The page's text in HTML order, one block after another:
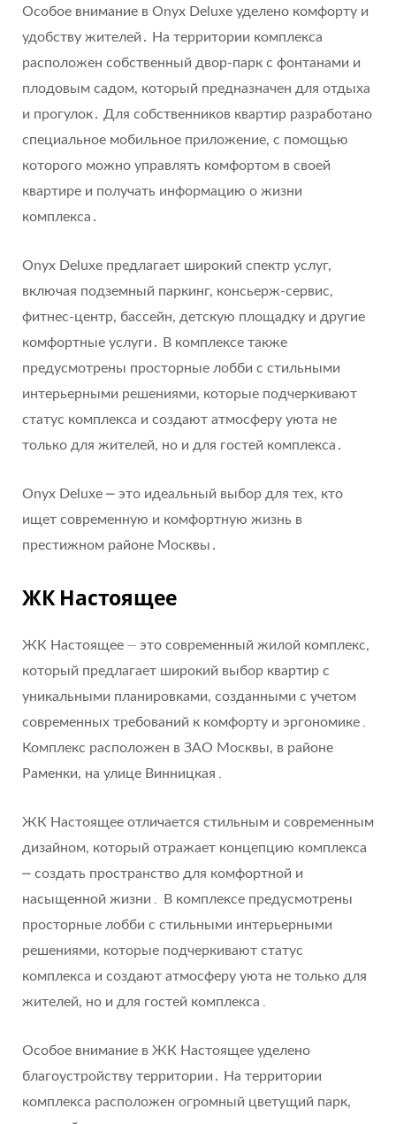
Особое внимание в Onyx Deluxe уделено комфорту и
удобству жителей․ На территории комплекса
расположен собственный двор-парк с фонтанами и
плодовым садом, который предназначен для отдыха
и прогулок․ Для собственников квартир разработано
специальное мобильное приложение, с помощью
которого можно управлять комфортом в своей
квартире и получать информацию о жизни
комплекса․
Onyx Deluxe предлагает широкий спектр услуг,
включая подземный паркинг, консьерж-сервис,
фитнес-центр, бассейн, детскую площадку и другие
комфортные услуги․ В комплексе также
предусмотрены просторные лобби с стильными
интерьерными решениями, которые подчеркивают
статус комплекса и создают атмосферу уюта не
только для жителей, но и для гостей комплекса․
Onyx Deluxe ⎼ это идеальный выбор для тех, кто
ищет современную и комфортную жизнь в
престижном районе Москвы․
ЖК Настоящее
ЖК Настоящее ⏤ это современный жилой комплекс,
который предлагает широкий выбор квартир с
уникальными планировками, созданными с учетом
современных требований к комфорту и эргономике․
Комплекс расположен в ЗАО Москвы, в районе
Раменки, на улице Винницкая․
ЖК Настоящее отличается стильным и современным
дизайном, который отражает концепцию комплекса
⎼ создать пространство для комфортной и
насыщенной жизни․ В комплексе предусмотрены
просторные лобби с стильными интерьерными
решениями, которые подчеркивают статус
комплекса и создают атмосферу уюта не только для
жителей, но и для гостей комплекса․
Особое внимание в ЖК Настоящее уделено
благоустройству территории․ На территории
комплекса расположен огромный цветущий парк,